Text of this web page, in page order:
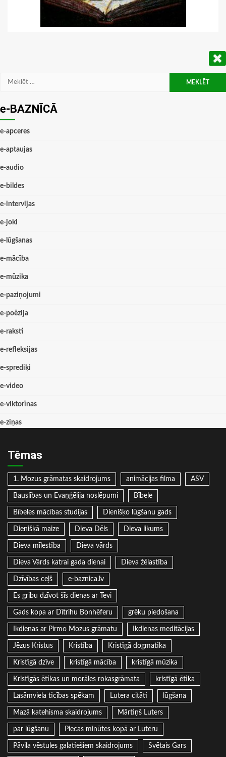
Meklēt:
e-BAZNĪCĀ
e-apceres
e-aptaujas
e-audio
e-bildes
e-intervijas
e-joki
e-lūgšanas
e-mācība
e-mūzika
e-paziņojumi
e-poēzija
e-raksti
e-refleksijas
e-sprediķi
e-video
e-viktorīnas
e-ziņas
Tēmas
1. Mozus grāmatas skaidrojums animācijas filma ASV
Bauslības un Evaņģēlija noslēpumi Bībele
Bībeles mācības studijas Dienišķo lūgšanu gads
Dienišķā maize Dieva Dēls Dieva likums
Dieva mīlestība Dieva vārds
Dieva Vārds katrai gada dienai Dieva žēlastība
Dzīvības ceļš e-baznica.lv
Es gribu dzīvot šīs dienas ar Tevi
Gads kopa ar Dītrihu Bonhēferu grēku piedošana
Ikdienas ar Pirmo Mozus grāmatu Ikdienas meditācijas
Jēzus Kristus Kristība Kristīgā dogmatika
Kristīgā dzīve kristīgā mācība kristīgā mūzika
Kristīgās ētikas un morāles rokasgrāmata kristīgā ētika
Lasāmviela ticības spēkam Lutera citāti lūgšana
Mazā katehisma skaidrojums Mārtiņš Luters
par lūgšanu Piecas minūtes kopā ar Luteru
Pāvila vēstules galatiešiem skaidrojums Svētais Gars